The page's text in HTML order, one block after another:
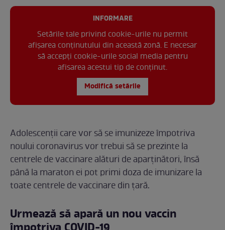
INFORMARE
Setările tale privind cookie-urile nu permit
afișarea conținutului din această zonă. E necesar
să accepți cookie-urile social media pentru
afisarea acestui tip de conținut.
Modifică setările
Adolescenții care vor să se imunizeze împotriva
noului coronavirus vor trebui să se prezinte la
centrele de vaccinare alături de aparținători, însă
până la maraton ei pot primi doza de imunizare la
toate centrele de vaccinare din țară.
Urmează să apară un nou vaccin